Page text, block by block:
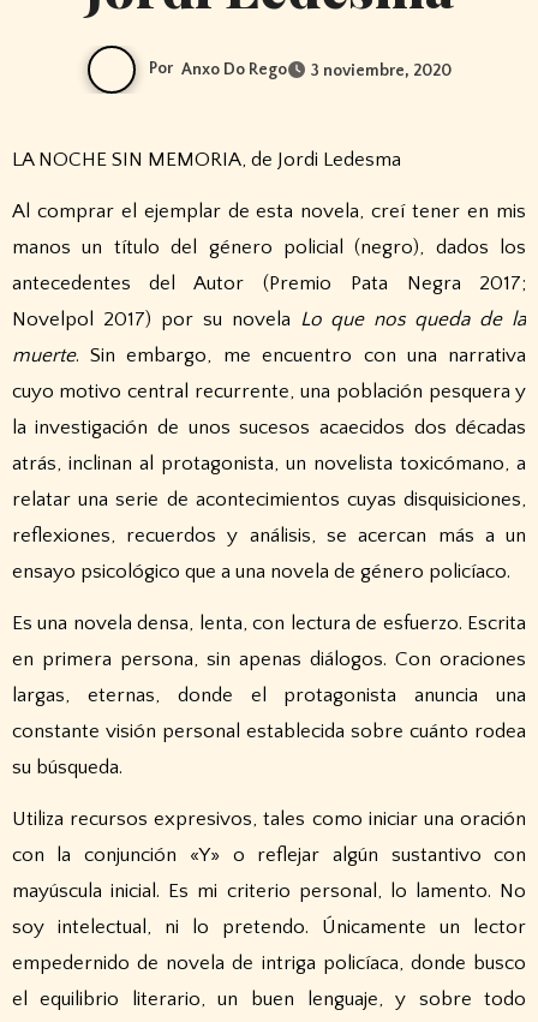
Por Anxo Do Rego 3 noviembre, 2020
LA NOCHE SIN MEMORIA, de Jordi Ledesma
Al comprar el ejemplar de esta novela, creí tener en mis
manos un título del género policial (negro), dados los
antecedentes del Autor (Premio Pata Negra 2017;
Novelpol 2017) por su novela Lo que nos queda de la
muerte. Sin embargo, me encuentro con una narrativa
cuyo motivo central recurrente, una población pesquera y
la investigación de unos sucesos acaecidos dos décadas
atrás, inclinan al protagonista, un novelista toxicómano, a
relatar una serie de acontecimientos cuyas disquisiciones,
reflexiones, recuerdos y análisis, se acercan más a un
ensayo psicológico que a una novela de género policíaco.
Es una novela densa, lenta, con lectura de esfuerzo. Escrita
en primera persona, sin apenas diálogos. Con oraciones
largas, eternas, donde el protagonista anuncia una
constante visión personal establecida sobre cuánto rodea
su búsqueda.
Utiliza recursos expresivos, tales como iniciar una oración
con la conjunción «Y» o reflejar algún sustantivo con
mayúscula inicial. Es mi criterio personal, lo lamento. No
soy intelectual, ni lo pretendo. Únicamente un lector
empedernido de novela de intriga policíaca, donde busco
el equilibrio literario, un buen lenguaje, y sobre todo